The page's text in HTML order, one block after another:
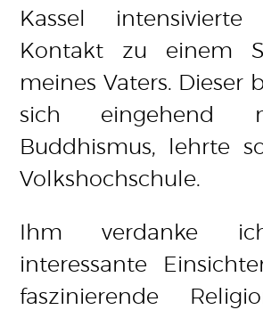
Kassel
Kontakt zu einem
meines Vaters. Dieser
sich eingehend
Buddhismus, lehrte
Volkshochschule.
Ihm verdanke
interessante
faszinierende